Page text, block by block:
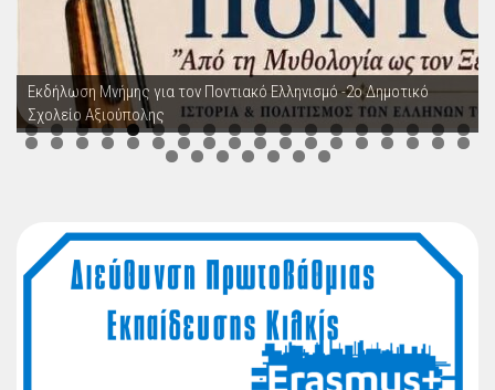
Εκδήλωση Μνήμης για τον Ποντιακό Ελληνισμό -2ο Δημοτικό
Σχολείο Αξιούπολης